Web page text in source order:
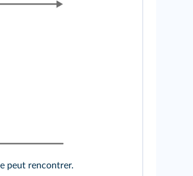
peut rencontrer.